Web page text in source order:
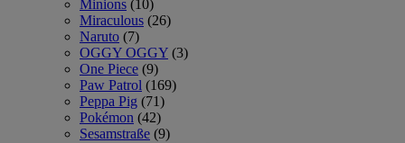
Minions (10)
Miraculous (26)
Naruto (7)
OGGY OGGY (3)
One Piece (9)
Paw Patrol (169)
Peppa Pig (71)
Pokémon (42)
Sesamstraße (9)